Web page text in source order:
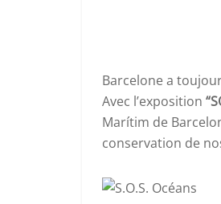
Barcelone a
Avec l’exposition
Marítim de
conservation de